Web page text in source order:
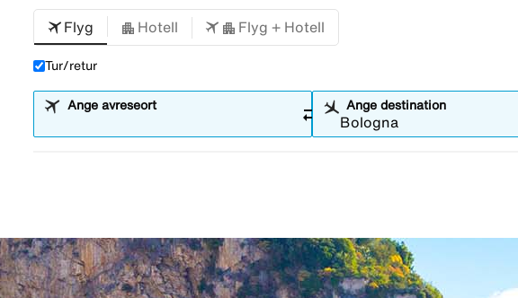
Flyg Hotell Flyg + Hotell
Tur/retur
Ange avreseort sync_alt Ange destination